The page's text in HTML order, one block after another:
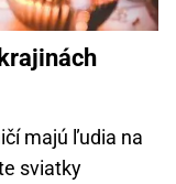
majú ľudia na
sviatky